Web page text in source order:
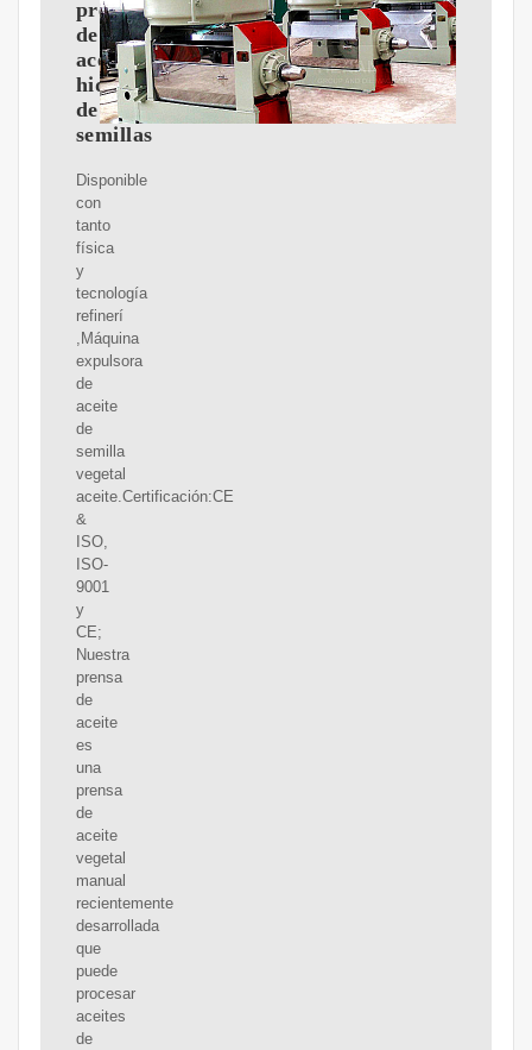
prensa
de
aceite
hidráulico
de
semillas
Disponible
con
tanto
física
y
tecnología
refinerí
,Máquina
expulsora
de
aceite
de
semilla
vegetal
aceite.Certificación:CE
&
ISO,
ISO-
9001
y
CE;
Nuestra
prensa
de
aceite
es
una
prensa
de
aceite
vegetal
manual
recientemente
desarrollada
que
puede
procesar
aceites
de